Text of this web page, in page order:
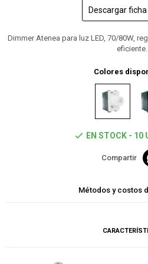
Descargar
Dimmer Atenea para luz LED, 70/80W,
eficiente.
Colores
EN STOCK - 10
Métodos y costos